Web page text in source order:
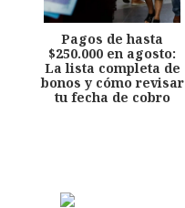
Pagos de hasta
$250.000 en agosto:
La lista completa de
bonos y cómo revisar
tu fecha de cobro